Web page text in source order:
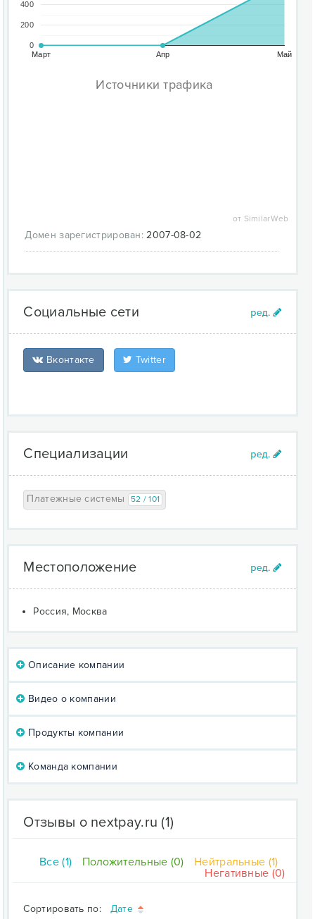
Март Апр Май
0
200
400
Источники трафика
от SimilarWeb
Домен зарегистрирован: 2007-08-02
Социальные сети
Вконтакте Twitter
Специализации
Платежные системы 52 / 101
Местоположение
Россия, Москва
Описание компании
Видео о компании
Продукты компании
Команда компании
Отзывы о nextpay.ru (1)
Все (1) Положительные (0)
Нейтральные (1)
Негативные (0)
Сортировать по: Дате